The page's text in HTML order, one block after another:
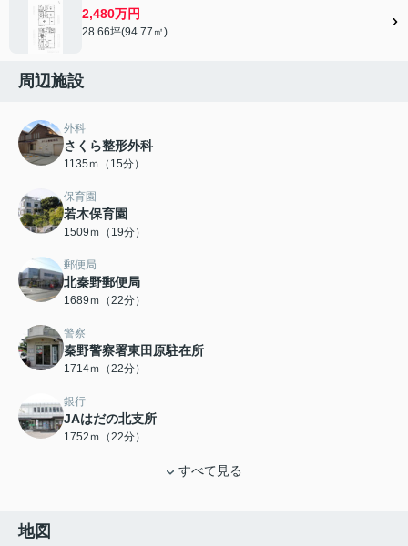
2,480万円
28.66坪(94.77㎡)
周辺施設
外科
さくら整形外科
1135ｍ（15分）
保育園
若木保育園
1509ｍ（19分）
郵便局
北秦野郵便局
1689ｍ（22分）
警察
秦野警察署東田原駐在所
1714ｍ（22分）
銀行
JAはだの北支所
1752ｍ（22分）
すべて見る
地図